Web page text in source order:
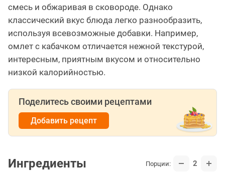
смесь и обжаривая в сковороде. Однако
классический вкус блюда легко разнообразить,
используя всевозможные добавки. Например,
омлет с кабачком отличается нежной текстурой,
интересным, приятным вкусом и относительно
низкой калорийностью.
Поделитесь своими рецептами
Добавить рецепт
Ингредиенты Порции: 2